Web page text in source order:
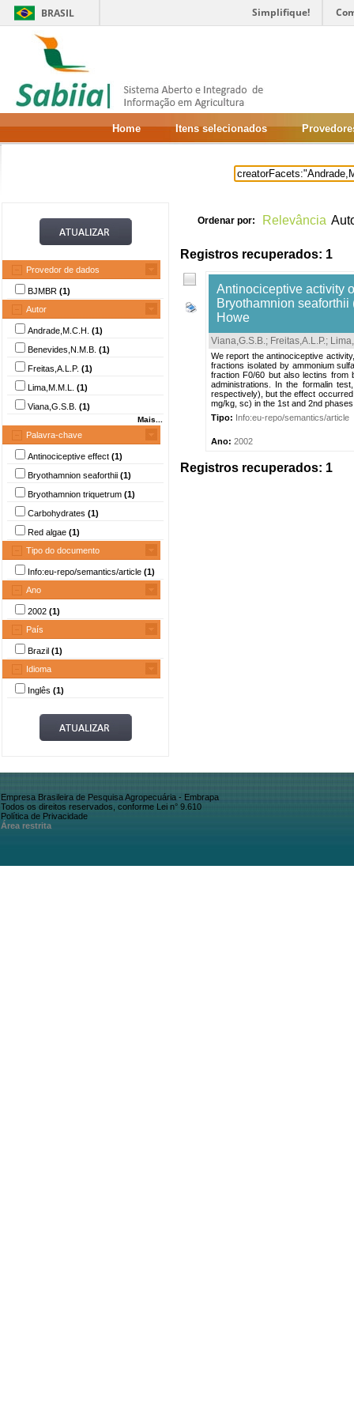
BRASIL Simplifique!
Home Itens selecionados
Provedor de dados
BJMBR (1)
Autor
Andrade,M.C.H. (1)
Benevides,N.M.B. (1)
Freitas,A.L.P. (1)
Lima,M.M.L. (1)
Viana,G.S.B. (1)
Mais...
Palavra-chave
Antinociceptive effect (1)
Bryothamnion seaforthii (1)
Bryothamnion triquetrum (1)
Carbohydrates (1)
Red algae (1)
Tipo do documento
Info:eu-repo/semantics/article (1)
Ano
2002 (1)
País
Brazil (1)
Idioma
Inglês (1)
Ordenar por: Relevância
Registros recuperados: 1
Antinociceptive activity
Bryothamnion seaforthii
Howe
Viana,G.S.B.; Freitas,A.L.P.;
We report the antinociceptive
fractions isolated by ammonium
fraction F0/60 but also lectins from
administrations. In the formalin
respectively), but the effect
mg/kg, sc) in the 1st and 2nd
Tipo: Info:eu-repo/semantics/article
Ano: 2002
Registros recuperados: 1
Empresa Brasileira de Pesquisa Agropecuária - Embrapa
Todos os direitos reservados, conforme Lei n° 9.610
Política de Privacidade
Área restrita